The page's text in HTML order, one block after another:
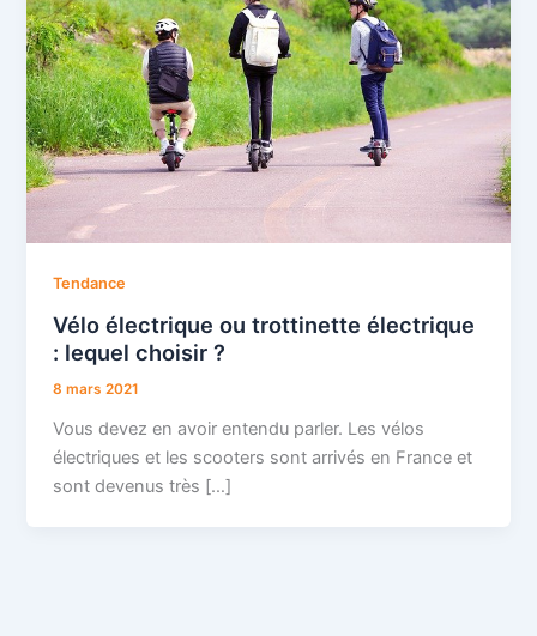
Tendance
Vélo électrique ou trottinette électrique
: lequel choisir ?
8 mars 2021
Vous devez en avoir entendu parler. Les vélos
électriques et les scooters sont arrivés en France et
sont devenus très […]